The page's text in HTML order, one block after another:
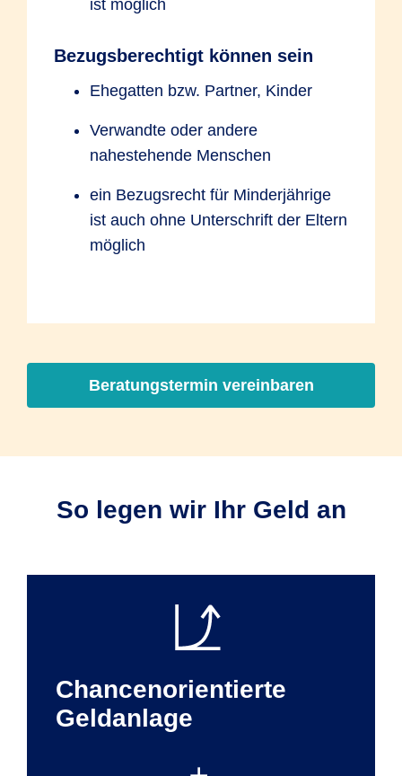
ist möglich
Bezugsberechtigt können sein
Ehegatten bzw. Partner, Kinder
Verwandte oder andere
nahestehende Menschen
ein Bezugsrecht für Minderjährige
ist auch ohne Unterschrift der Eltern
möglich
Beratungstermin vereinbaren
So legen wir Ihr Geld an
Chancenorientierte
Geldanlage